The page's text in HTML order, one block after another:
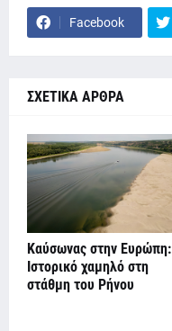
Facebook
ΣΧΕΤΙΚΑ ΑΡΘΡΑ
Καύσωνας στην Ευρώπη:
Ιστορικό χαμηλό στη
στάθμη του Ρήνου